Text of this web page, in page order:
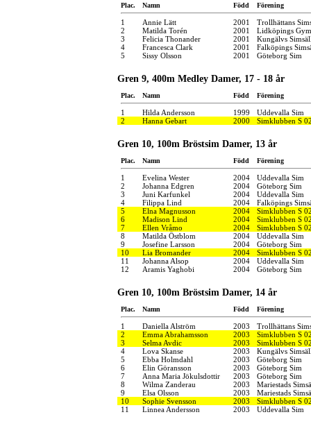
Plac. Namn Född Förening
1 Annie Lätt 2001
Trollhättans
2
Matilda Torén 2001
Lidköpings
3
Felicia Thonander 2001
Kungälvs
4
Francesca Clark 2001
Falköpings
5
Sissy Olsson 2001 Göteborg Sim
Gren 9, 400m Medley Damer, 17 - 18 år
Plac. Namn Född Förening
1 Hilda Andersson 1999
Uddevalla Sim
2
Hanna Gebart 2000 Simklubben S
Gren 10, 100m Bröstsim Damer, 13 år
Plac. Namn Född Förening
1 Evelina Wester 2004
Uddevalla Sim
2
Johanna Edgren 2004
Göteborg Sim
3
Juni Karfunkel 2004
Uddevalla Sim
4
Filippa Lind 2004
Falköpings
5
Elna Magnusson 2004
Simklubben S
6
Madison Lind 2004
Simklubben S
7
Ellen Vråmo 2004
Simklubben S
8
Matilda Östblom 2004
Uddevalla Sim
9
Josefine Larsson 2004
Göteborg Sim
10
Lia Bromander 2004
Simklubben S
11
Johanna Alsop 2004
Uddevalla Sim
12
Aramis Yaghobi 2004 Göteborg Sim
Gren 10, 100m Bröstsim Damer, 14 år
Plac. Namn Född Förening
1 Daniella Alström 2003
Trollhättans
2
Emma Abrahamsson 2003
Simklubben S
3
Selma Avdic 2003
Simklubben S
4
Lova Skanse 2003
Kungälvs
5
Ebba Holmdahl 2003
Göteborg Sim
6
Elin Göransson 2003
Göteborg Sim
7
Anna Maria Jökulsdottir 2003
Göteborg Sim
8
Wilma Zanderau 2003
Mariestads
9
Elsa Olsson 2003
Mariestads
10
Sophie Svensson 2003
Simklubben S
11
Linnea Andersson 2003 Uddevalla Sim